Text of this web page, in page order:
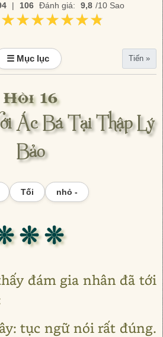
| 106 Đánh giá: 9,8 /10 Sao
☰ Mục lục Tiến »
Hồi 16
Ác Bá Tại Thập Lý
Bảo
Tối nhỏ -
❊ ❊
đám gia nhân đã tới
tục ngữ nói rất đúng.